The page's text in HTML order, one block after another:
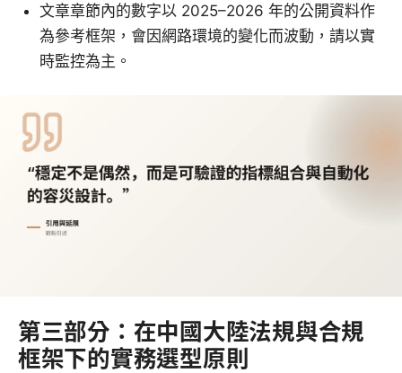
文章章節內的數字以 2025–2026 年的公開資料作
為參考框架，會因網路環境的變化而波動，請以實
時監控為主。
第三部分：在中國大陸法規與合規
框架下的實務選型原則